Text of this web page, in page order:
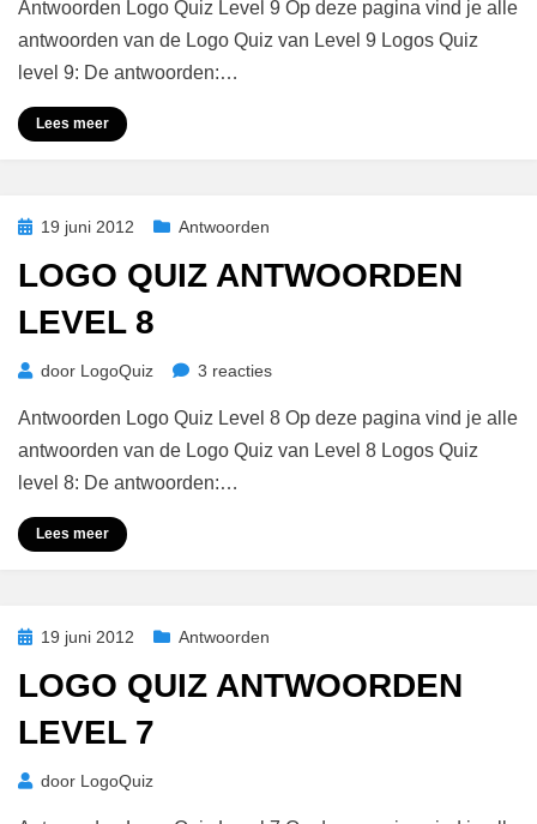
Quiz
Antwoorden
Antwoorden Logo Quiz Level 9 Op deze pagina vind je alle
antwoorden van de Logo Quiz van Level 9 Logos Quiz
level 9: De antwoorden:…
Lees meer
Geplaatst
19 juni 2012 Antwoorden
LOGO QUIZ ANTWOORDEN
LEVEL 8
door LogoQuiz 3 reactiesop
Quiz
Antwoorden
Antwoorden Logo Quiz Level 8 Op deze pagina vind je alle
antwoorden van de Logo Quiz van Level 8 Logos Quiz
level 8: De antwoorden:…
Lees meer
Geplaatst
19 juni 2012 Antwoorden
LOGO QUIZ ANTWOORDEN
LEVEL 7
door LogoQuiz